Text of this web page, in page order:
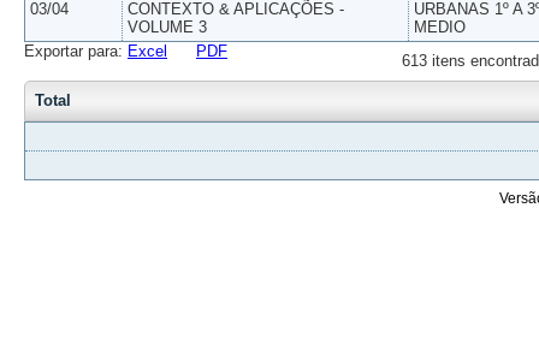
03/04
CONTEXTO & APLICAÇÕES -
VOLUME 3
URBANAS 1º A
MEDIO
613 itens
Exportar para: Excel PDF
Total